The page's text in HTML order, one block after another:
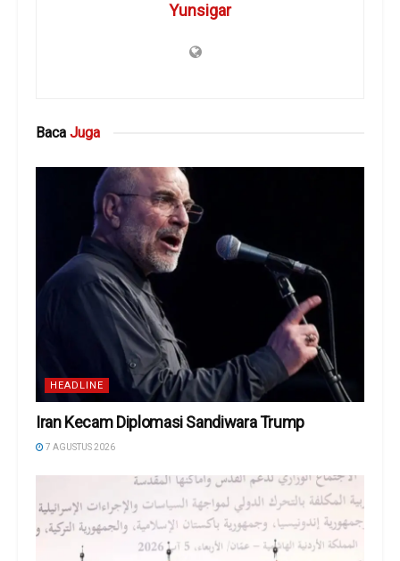
Yunsigar
Baca Juga
HEADLINE
Iran Kecam Diplomasi Sandiwara Trump
7 AGUSTUS 2026